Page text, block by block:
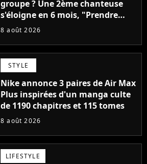
groupe ? Une 2ème chanteuse
s'éloigne en 6 mois, "Prendre
cette décision n’a pas été facile"
8 août 2026
STYLE
Nike annonce 3 paires de Air Max
Plus inspirées d'un manga culte
de 1190 chapitres et 115 tomes
8 août 2026
LIFESTYLE